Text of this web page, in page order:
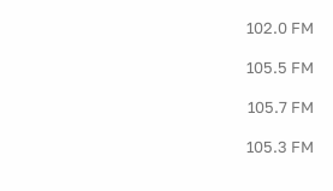
102.0 FM
105.5 FM
105.7 FM
105.3 FM